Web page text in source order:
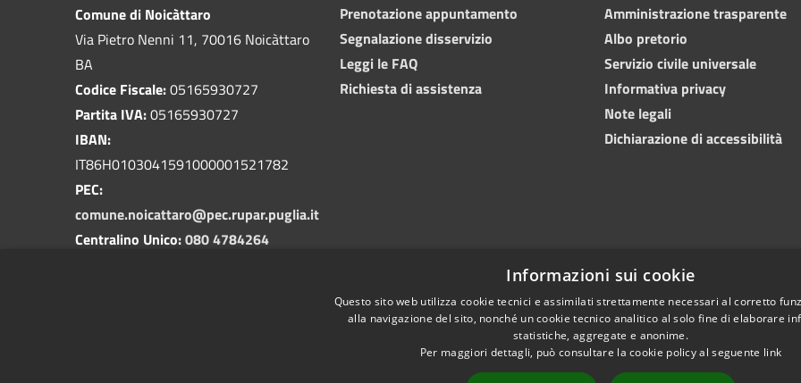
Comune di Noicàttaro
Via Pietro Nenni 11, 70016 Noicàttaro
BA
Codice Fiscale:05165930727
Partita IVA:05165930727
IBAN:
IT86H0103041591000001521782
PEC:
comune.noicattaro@pec.rupar.puglia.it
Centralino Unico:080 4784264
Prenotazione appuntamento
Segnalazione disservizio
Leggi le FAQ
Richiesta di assistenza
Amministrazione trasparente
Albo pretorio
Servizio civile universale
Informativa privacy
Note legali
Dichiarazione di accessibilità
Mappa del sito Difensore civico Copyright © 2023
Informazioni sui cookie
Questo sito web utilizza cookie tecnici e assimilati strettamente necessari al corretto
alla navigazione del sito, nonché un cookie tecnico analitico al solo fine di elaborare
statistiche, aggregate e anonime.
Per maggiori dettagli, può consultare la cookie policy al seguente link